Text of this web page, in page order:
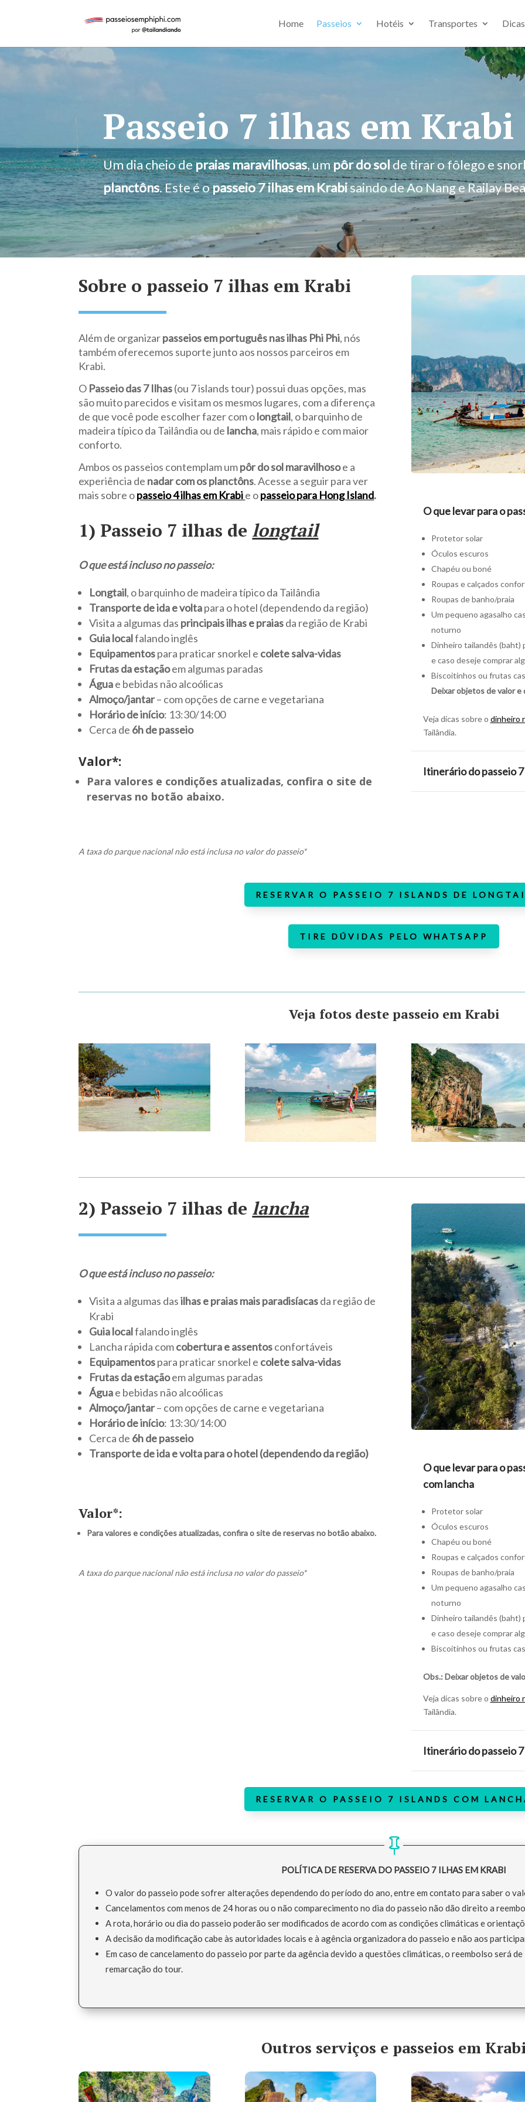
Home Passeios Hotéis Transportes
Passeio 7 ilhas em Krabi
Um dia cheio depraias maravilhosas, umpôr do solde tirar o fôlego e
planctôns. Este é opasseio 7 ilhas em Krabisaindo de Ao Nang e Railay
Sobre o passeio 7 ilhas em Krabi
Além de organizarpasseios em português nas ilhas Phi Phi, nós
também oferecemos suporte junto aos nossos parceiros em
Krabi.
O Passeio das 7 Ilhas(ou 7 islands tour) possui duas opções, mas
são muito parecidos e visitam os mesmos lugares, com a diferença
de que você pode escolher fazer com olongtail, o barquinho de
madeira típico da Tailândia ou de lancha, mais rápido e com maior
conforto.
Ambos os passeios contemplam umpôr do sol maravilhosoe a
experiência de nadar com os planctôns. Acesse a seguir para ver
mais sobre opasseio 4 ilhas em Krabie opasseio para Hong Island.
1) Passeio 7 ilhas de longtail
O que está incluso no passeio:
Longtail, o barquinho de madeira típico da Tailândia
Transporte de ida e voltapara o hotel (dependendo da região)
Visita a algumas das principaisilhas e praiasda região de Krabi
Guia localfalando inglês
Equipamentospara praticar snorkel e colete salva-vidas
Frutas da estaçãoem algumas paradas
Águae bebidas não alcoólicas
Almoço/jantar– com opções de carne e vegetariana
Horário de início: 13:30/14:00
Cerca de 6h de passeio
Valor*:
Para valores e condições atualizadas, confira o site de
reservas no botão abaixo.
A taxa do parque nacional não está inclusa no valor do passeio*
O que levar para o
Protetor solar
Óculos escuros
Chapéu ou boné
Roupas e calçados
Roupas de banho/praia
Um pequeno agasalho
noturno
Dinheiro tailandês (baht)
e caso deseje comprar
Biscoitinhos ou frutas
Deixar objetos de valor
Veja dicas sobre o dinheiro
Tailândia.
Itinerário do passeio
RESERVAR O PASSEIO 7 ISLANDS DE
TIRE DÚVIDAS PELO WHATSAPP
Veja fotos deste passeio em Krabi
2) Passeio 7 ilhas de lancha
O que está incluso no passeio:
Visita a algumas dasilhas e praias mais paradisíacasda região de
Krabi
Guia localfalando inglês
Lancha rápida comcobertura e assentosconfortáveis
Equipamentospara praticar snorkel e colete salva-vidas
Frutas da estaçãoem algumas paradas
Águae bebidas não alcoólicas
Almoço/jantar– com opções de carne e vegetariana
Horário de início: 13:30/14:00
Cerca de 6h de passeio
Transporte de ida e volta para o hotel (dependendo da região)
Valor*:
Para valores e condições atualizadas, confira o site de reservas no botão abaixo.
A taxa do parque nacional não está inclusa no valor do passeio*
O que levar para o
com lancha
Protetor solar
Óculos escuros
Chapéu ou boné
Roupas e calçados
Roupas de banho/praia
Um pequeno agasalho
noturno
Dinheiro tailandês (baht)
e caso deseje comprar
Biscoitinhos ou frutas
Obs.: Deixar objetos de
Veja dicas sobre o dinheiro
Tailândia.
Itinerário do passeio
RESERVAR O PASSEIO 7 ISLANDS COM
POLÍTICA DE RESERVA DO PASSEIO 7 ILHAS EM KRABI
O valor do passeio pode sofrer alterações dependendo do período do ano, entre em contato para saber o
Cancelamentos com menos de 24 horas ou o não comparecimento no dia do passeio não dão direito a
A rota, horário ou dia do passeio poderão ser modificados de acordo com as condições climáticas e
A decisão da modificação cabe às autoridades locais e à agência organizadora do passeio e não aos
Em caso de cancelamento do passeio por parte da agência devido a questões climáticas, o reembolso será
remarcação do tour.
Outros serviços e passeios em